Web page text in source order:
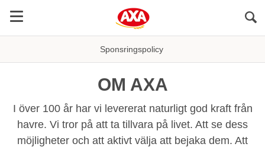
Sponsringspolicy
OM AXA
I över 100 år har vi levererat naturligt god kraft från
havre. Vi tror på att ta tillvara på livet. Att se dess
möjligheter och att aktivt välja att bejaka dem. Att